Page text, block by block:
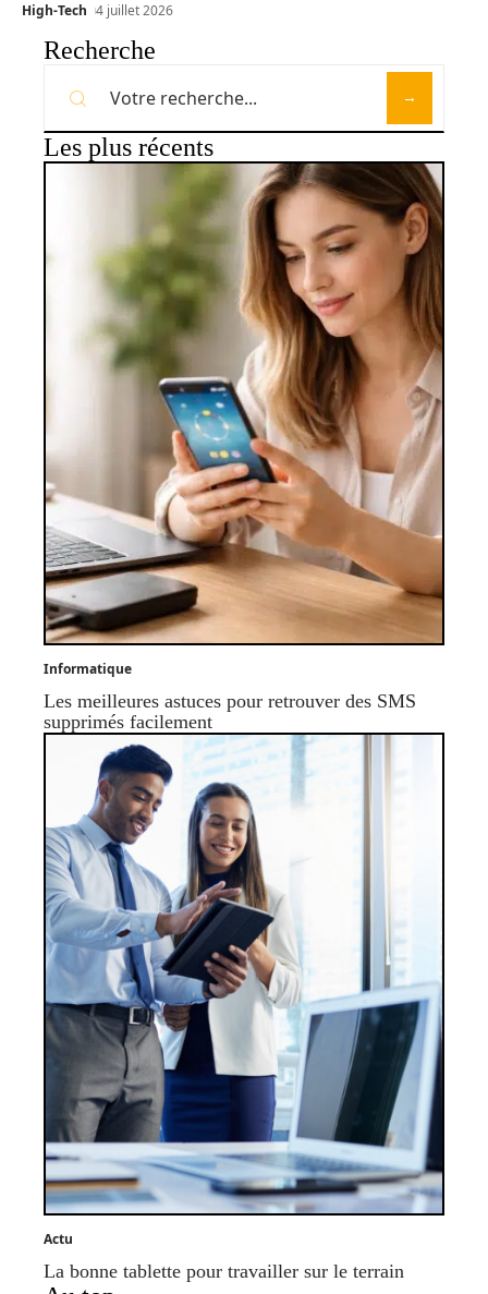
High-Tech 4 juillet 2026
Recherche
Les plus récents
Informatique
Les meilleures astuces pour retrouver des SMS
supprimés facilement
Actu
La bonne tablette pour travailler sur le terrain